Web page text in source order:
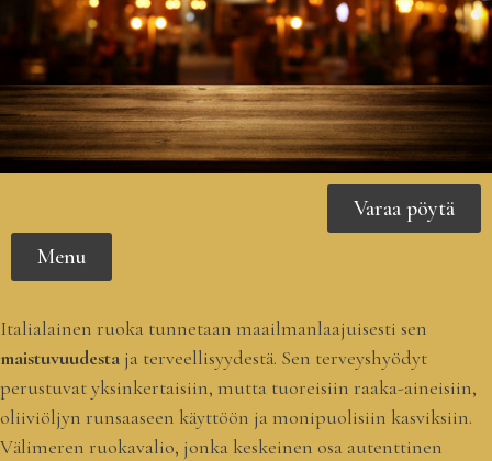
Varaa pöytä
Menu
Italialainen ruoka tunnetaan maailmanlaajuisesti sen
maistuvuudesta ja terveellisyydestä. Sen terveyshyödyt
perustuvat yksinkertaisiin, mutta tuoreisiin raaka-aineisiin,
oliiviöljyn runsaaseen käyttöön ja monipuolisiin kasviksiin.
Välimeren ruokavalio, jonka keskeinen osa autenttinen